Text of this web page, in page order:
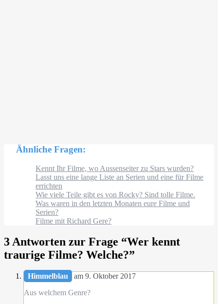
Ähnliche Fragen:
Kennt Ihr Filme, wo Aussenseiter zu Stars wurden?
Lasst uns eine lange Liste an Serien und eine für Filme
errichten
Wie viele Teile gibt es von Rocky? Sind tolle Filme.
Was waren in den letzten Monaten eure Filme und
Serien?
Filme mit Richard Gere?
3 Antworten zur Frage “Wer kennt
traurige Filme? Welche?”
Himmelblau
am 9. Oktober 2017
Aus welchem Genre?